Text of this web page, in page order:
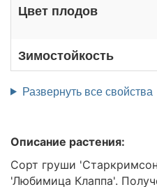
Цвет плодов
Зимостойкость
Развернуть все свойства
Описание растения:
Сорт груши
'Любимица Клаппа'.